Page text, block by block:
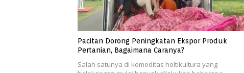
Pacitan Dorong Peningkatan Ekspor Produk
Pertanian, Bagaimana Caranya?
Salah satunya di komoditas holtikultura yang